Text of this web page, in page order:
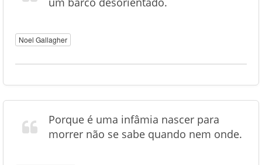
Noel Gallagher
Porque é uma infâmia nascer para
morrer não se sabe quando nem onde.